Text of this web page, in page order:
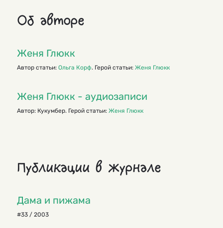
Об авторе
Женя Глюкк
Автор статьи: Ольга Корф. Герой статьи: Женя Глюкк
Женя Глюкк - аудиозаписи
Автор: Кукумбер. Герой статьи: Женя Глюкк
Публикации в журнале
Дама и пижама
#33 / 2003